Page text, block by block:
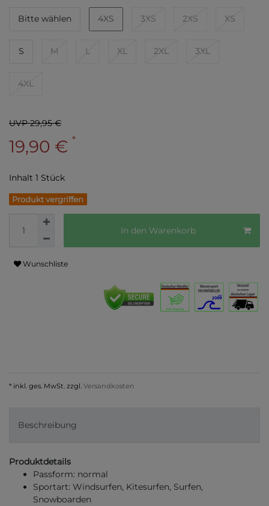
Bitte wählen 4XS 3XS 2XS XS
S M L XL 2XL 3XL
4XL
UVP 29,95 €
19,90 € *
Inhalt 1 Stück
Produkt vergriffen
In den Warenkorb
Wunschliste
* inkl. ges. MwSt. zzgl. Versandkosten
Beschreibung
Produktdetails
Passform: normal
Sportart: Windsurfen, Kitesurfen, Surfen,
Snowboarden